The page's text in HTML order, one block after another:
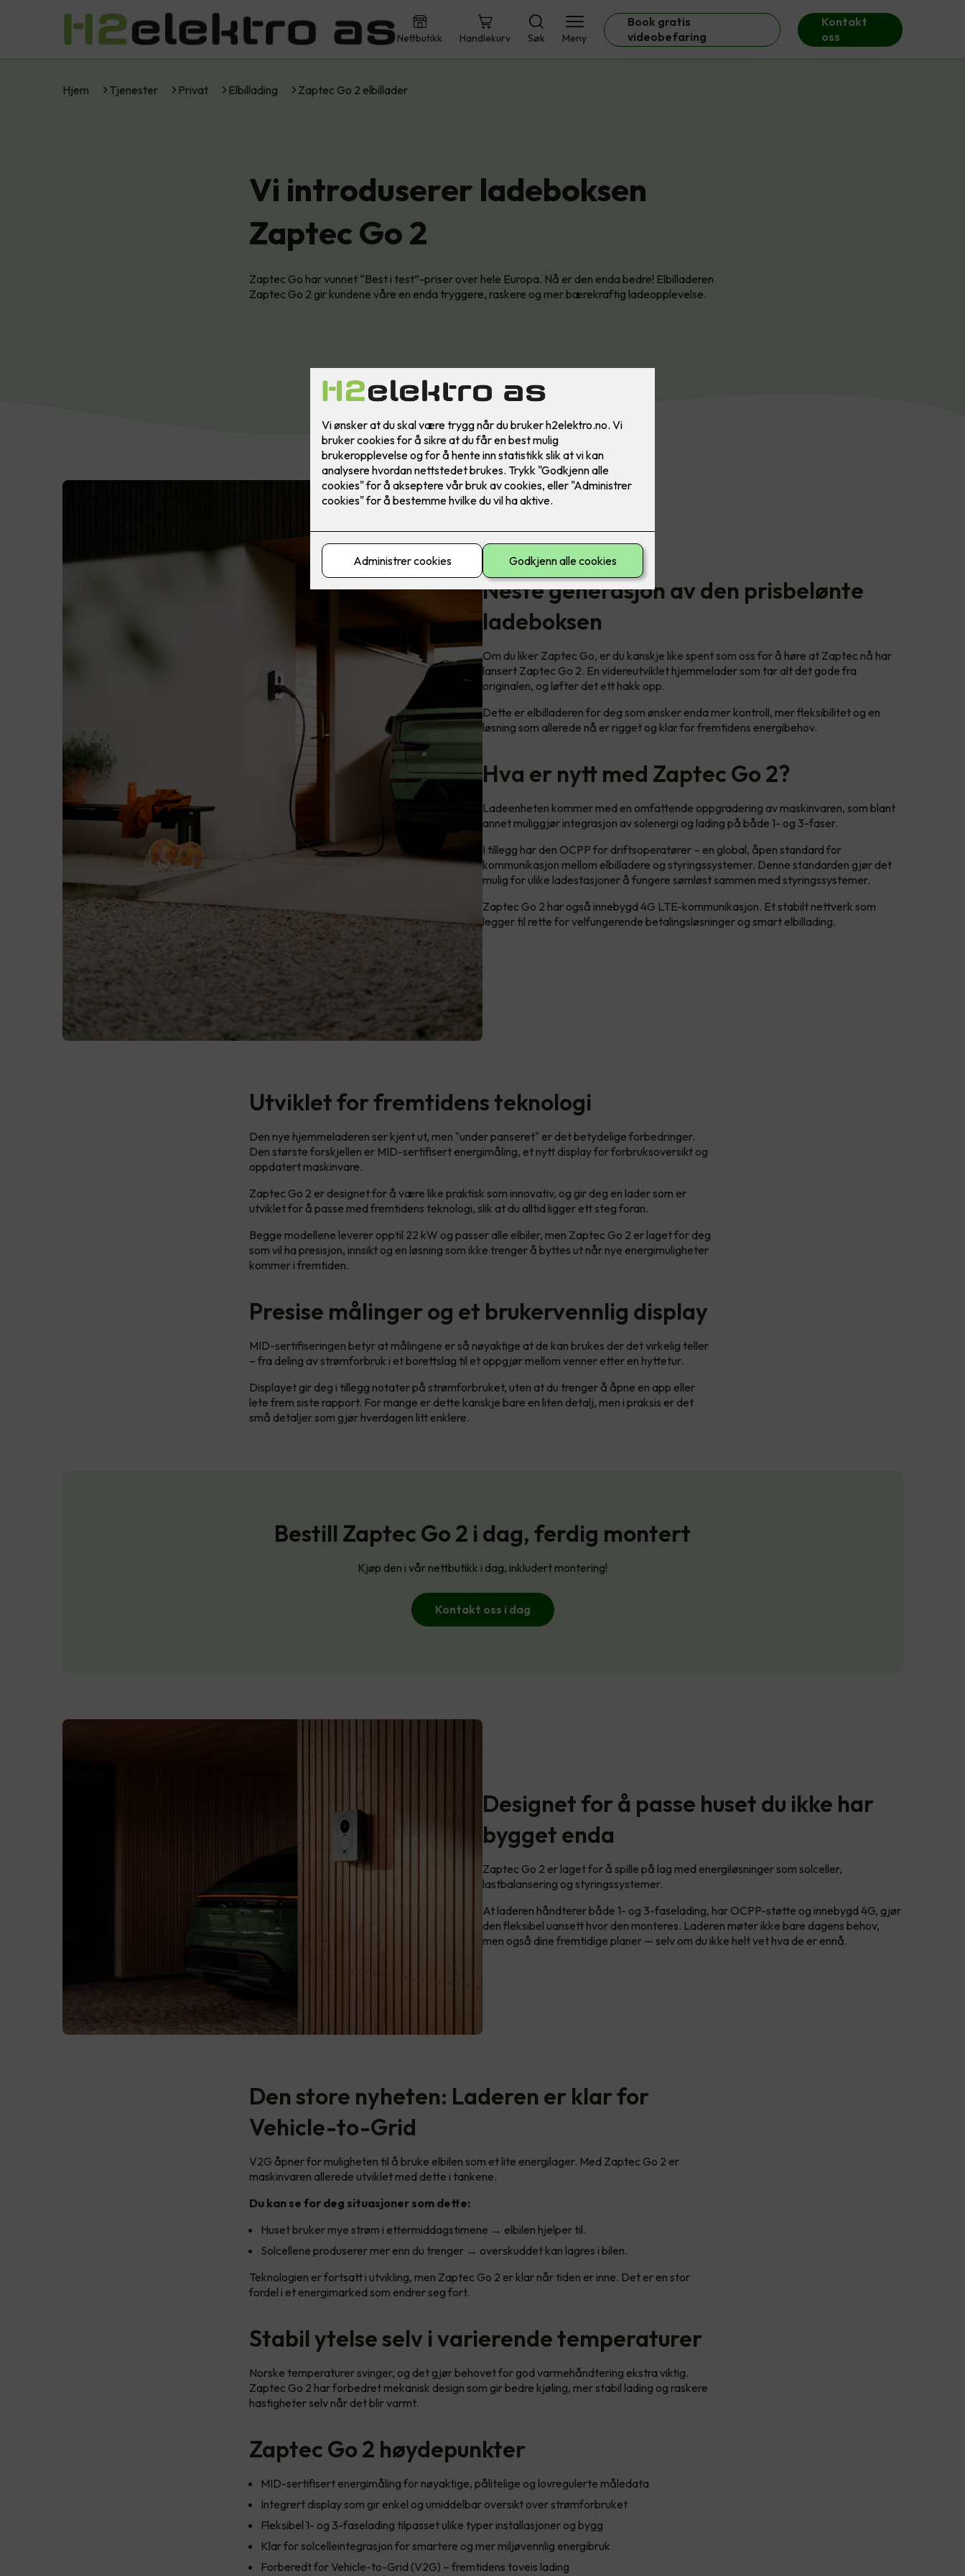
Nettbutikk Handlekurv Søk Meny
Book gratis
videobefaring
Kontakt
oss
Hjem Tjenester Privat Elbillading Zaptec Go 2 elbillader
Vi introduserer ladeboksen
Zaptec Go 2
Zaptec Go har vunnet “Best i test”-priser over hele Europa. Nå er den enda bedre! Elbilladeren
Zaptec Go 2 gir kundene våre en enda tryggere, raskere og mer bærekraftig ladeopplevelse.
Neste generasjon av den prisbelønte
ladeboksen
Om du liker Zaptec Go, er du kanskje like spent som oss for å høre at Zaptec nå har
lansert Zaptec Go 2. En videreutviklet hjemmelader som tar alt det gode fra
originalen, og løfter det ett hakk opp.
Dette er elbilladeren for deg som ønsker enda mer kontroll, mer fleksibilitet og en
løsning som allerede nå er rigget og klar for fremtidens energibehov.
Hva er nytt med Zaptec Go 2?
Ladeenheten kommer med en omfattende oppgradering av maskinvaren, som blant
annet muliggjør integrasjon av solenergi og lading på både 1- og 3-faser.
I tillegg har den OCPP for driftsoperatører – en global, åpen standard for
kommunikasjon mellom elbilladere og styringssystemer. Denne standarden gjør det
mulig for ulike ladestasjoner å fungere sømløst sammen med styringssystemer.
Zaptec Go 2 har også innebygd 4G LTE-kommunikasjon. Et stabilt nettverk som
legger til rette for velfungerende betalingsløsninger og smart elbillading.
Utviklet for fremtidens teknologi
Den nye hjemmeladeren ser kjent ut, men "under panseret" er det betydelige forbedringer.
Den største forskjellen er MID-sertifisert energimåling, et nytt display for forbruksoversikt og
oppdatert maskinvare.
Zaptec Go 2 er designet for å være like praktisk som innovativ, og gir deg en lader som er
utviklet for å passe med fremtidens teknologi, slik at du alltid ligger ett steg foran.
Begge modellene leverer opptil 22 kW og passer alle elbiler, men Zaptec Go 2 er laget for deg
som vil ha presisjon, innsikt og en løsning som ikke trenger å byttes ut når nye energimuligheter
kommer i fremtiden.
Presise målinger og et brukervennlig display
MID-sertifiseringen betyr at målingene er så nøyaktige at de kan brukes der det virkelig teller
– fra deling av strømforbruk i et borettslag til et oppgjør mellom venner etter en hyttetur.
Displayet gir deg i tillegg notater på strømforbruket, uten at du trenger å åpne en app eller
lete frem siste rapport. For mange er dette kanskje bare en liten detalj, men i praksis er det
små detaljer som gjør hverdagen litt enklere.
Bestill Zaptec Go 2 i dag, ferdig montert
Kjøp den i vår nettbutikk i dag, inkludert montering!
Kontakt oss i dag
Designet for å passe huset du ikke har
bygget enda
Zaptec Go 2 er laget for å spille på lag med energiløsninger som solceller,
lastbalansering og styringssystemer.
At laderen håndterer både 1- og 3-faselading, har OCPP-støtte og innebygd 4G, gjør
den fleksibel uansett hvor den monteres. Laderen møter ikke bare dagens behov,
men også dine fremtidige planer — selv om du ikke helt vet hva de er ennå.
Den store nyheten: Laderen er klar for
Vehicle-to-Grid
V2G åpner for muligheten til å bruke elbilen som et lite energilager. Med Zaptec Go 2 er
maskinvaren allerede utviklet med dette i tankene.
Du kan se for deg situasjoner som dette:
Huset bruker mye strøm i ettermiddagstimene → elbilen hjelper til.
Solcellene produserer mer enn du trenger → overskuddet kan lagres i bilen.
Teknologien er fortsatt i utvikling, men Zaptec Go 2 er klar når tiden er inne. Det er en stor
fordel i et energimarked som endrer seg fort.
Stabil ytelse selv i varierende temperaturer
Norske temperaturer svinger, og det gjør behovet for god varmehåndtering ekstra viktig.
Zaptec Go 2 har forbedret mekanisk design som gir bedre kjøling, mer stabil lading og raskere
hastigheter selv når det blir varmt.
Zaptec Go 2 høydepunkter
MID-sertifisert energimåling for nøyaktige, pålitelige og lovregulerte måledata
Integrert display som gir enkel og umiddelbar oversikt over strømforbruket
Fleksibel 1- og 3-faselading tilpasset ulike typer installasjoner og bygg
Klar for solcelleintegrasjon for smartere og mer miljøvennlig energibruk
Forberedt for Vehicle-to-Grid (V2G) – fremtidens toveis lading